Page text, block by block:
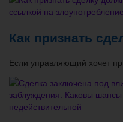
Как признать
Если управляющий хочет